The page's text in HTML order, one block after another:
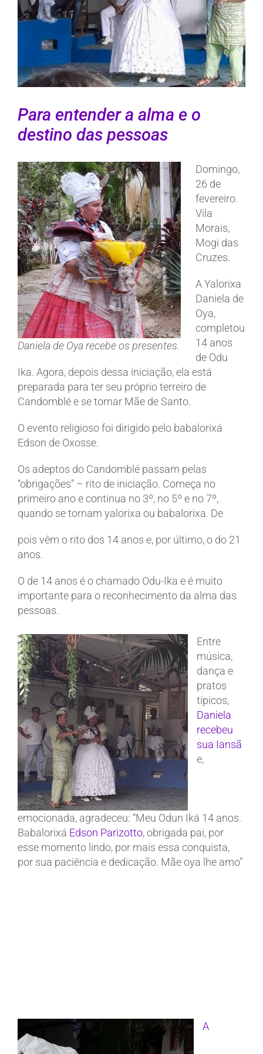
Para entender a alma e o
destino das pessoas
Daniela de Oya recebe os presentes.
Domingo,
26 de
fevereiro.
Vila
Morais,
Mogi das
Cruzes.
A Yalorixa
Daniela de
Oya,
completou
14 anos
de Odu
Ika. Agora, depois dessa iniciação, ela está
preparada para ter seu próprio terreiro de
Candomblé e se tornar Mãe de Santo.
O evento religioso foi dirigido pelo babalorixá
Edson de Oxosse.
Os adeptos do Candomblé passam pelas
“obrigações” – rito de iniciação. Começa no
primeiro ano e continua no 3º, no 5º e no 7º,
quando se tornam yalorixa ou babalorixa. De
pois vêm o rito dos 14 anos e, por último, o do 21
anos.
O de 14 anos é o chamado Odu-Ika e é muito
importante para o reconhecimento da alma das
pessoas.
Entre
música,
dança e
pratos
típicos,
Daniela
recebeu
sua Iansã
e,
emocionada, agradeceu: “Meu Odun Iká 14 anos.
Babalorixá Edson Parizotto, obrigada pai, por
esse momento lindo, por mais essa conquista,
por sua paciência e dedicação. Mãe oya lhe amo”
A